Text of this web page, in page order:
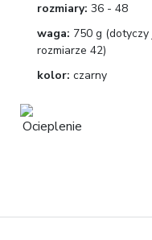
rozmiary: 36 - 48
waga: 750 g
rozmiarze 42)
kolor: czarny